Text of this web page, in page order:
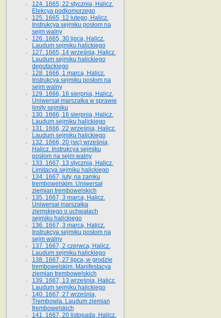
124. 1665, 22 stycznia, Halicz.
Elekcya podkomorzego
125. 1665, 12 lutego, Halicz.
Instrukcya sejmiku posłom na
sejm walny
126. 1665, 30 lipca, Halicz.
Laudum sejmiku halickiego
127. 1665, 14 września, Halicz.
Laudum sejmiku halickiego
deputackiego
128. 1666, 1 marca, Halicz.
Instrukcya sejmiku posłom na
sejm walny
129. 1666, 16 sierpnia, Halicz.
Uniwersał marszałka w sprawie
limity sejmiku
130. 1666, 16 sierpnia, Halicz.
Laudum sejmiku halickiego
131. 1666, 22 września, Halicz.
Laudum sejmiku halickiego
132. 1666, 20 (sic) września,
Halicz. Instrukcya sejmiku
posłom na sejm walny
133. 1667, 13 stycznia, Halicz.
Limitacya sejmiku halickiego
134. 1667, luty, na zamku
trembowelskim. Uniwersał
ziemian trembowelskich
135. 1667, 3 marca, Halicz.
Uniwersał marszałka
ziemskiego o uchwałach
sejmiku halickiego
136. 1667, 3 marca, Halicz.
Instrukcya sejmiku posłom na
sejm walny
137. 1667, 2 czerwca, Halicz.
Laudum sejmiku halickiego
138. 1667, 27 lipca, w grodzie
trembowelskim. Manifestacya
ziemian trembowelskich
139. 1667, 13 września, Halicz.
Laudum sejmiku halickiego
140. 1667, 27 września,
Trembowla. Laudum ziemian
trembowelskich
141. 1667, 20 listopada, Halicz.